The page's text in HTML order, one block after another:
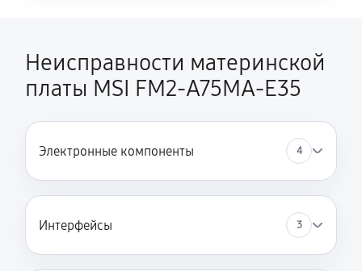
Неисправности материнской
платы MSI FM2-A75MA-E35
Электронные компоненты 4
Интерфейсы 3